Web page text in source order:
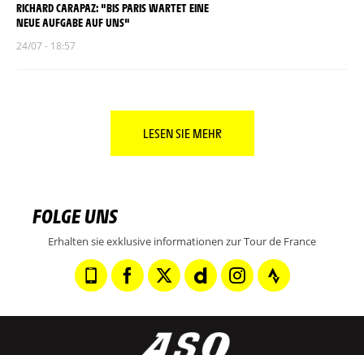
RICHARD CARAPAZ: "BIS PARIS WARTET EINE
NEUE AUFGABE AUF UNS"
24/07 - 18:57
LESEN SIE MEHR
FOLGE UNS
Erhalten sie exklusive informationen zur Tour de France